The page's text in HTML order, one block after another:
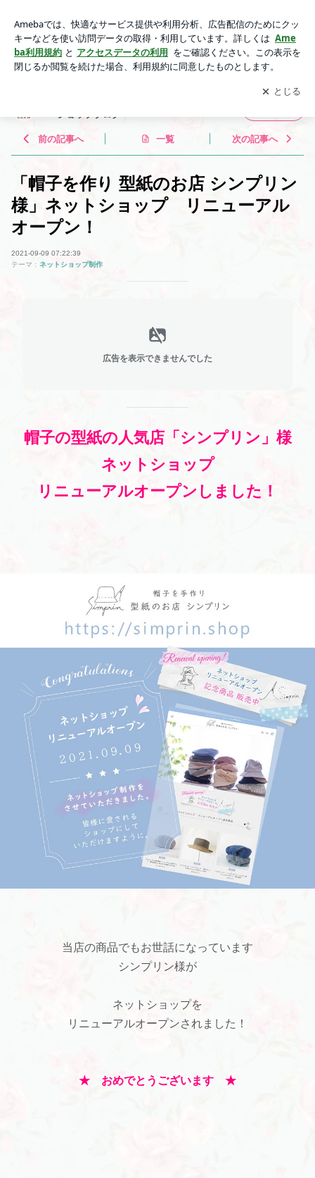
ニューアルオープン！ | 手作り雑貨・セレクト雑貨 エクリ
ュ ecru- ショップブログ
アプリをダウンロードして ブログの更新通知
を受け取りまし
ょう。
開く
- ショップブログ
前の記事へ 一覧 次の記事へ
「帽子を作り 型紙のお店 シンプリン
様」ネットショップ リニューアル
オープン！
2021-09-09 07:22:39
テーマ： ネットショップ制作
広告を表示できませんでした
帽子の型紙の人気店「シンプリン」様
ネットショップ
リニューアルオープンしました！
当店の商品でもお世話になっています
シンプリン様が
ネットショップを
リニューアルオープンされました！
★ おめでとうございます ★